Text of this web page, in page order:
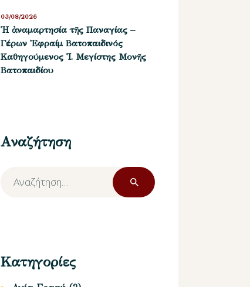
Ἡ ἀναμαρτησία τῆς Παναγίας –
Γέρων Ἐφραίμ Βατοπαιδινός
Καθηγούμενος Ἱ. Μεγίστης Μονῆς
Βατοπαιδίου
03/08/2026
Αναζήτηση
Αναζήτηση
για:
Κατηγορίες